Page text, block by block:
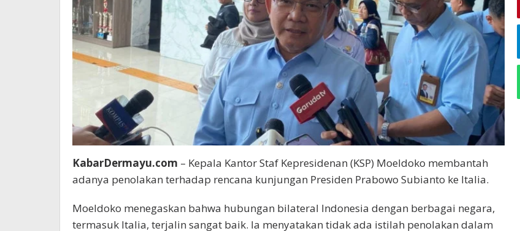
KabarDermayu.com – Kepala Kantor Staf Kepresidenan (KSP) Moeldoko membantah
adanya penolakan terhadap rencana kunjungan Presiden Prabowo Subianto ke Italia.
Moeldoko menegaskan bahwa hubungan bilateral Indonesia dengan berbagai negara,
termasuk Italia, terjalin sangat baik. Ia menyatakan tidak ada istilah penolakan dalam